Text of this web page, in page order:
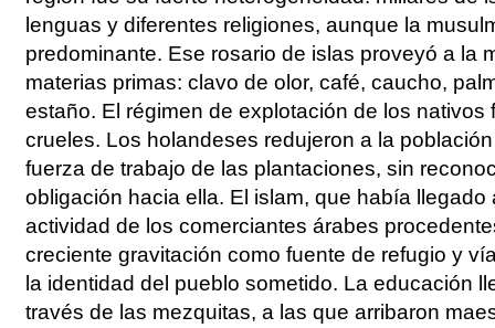
lenguas y diferentes religiones, aunque la
predominante. Ese rosario de islas proveyó a la
materias primas: clavo de olor, café, caucho,
estaño. El régimen de explotación de los nativos
crueles. Los holandeses redujeron a la
fuerza de trabajo de las plantaciones, sin
obligación hacia ella. El islam, que había llegado
actividad de los comerciantes árabes
creciente gravitación como fuente de refugio y
la identidad del pueblo sometido. La educación
través de las mezquitas, a las que arribaron